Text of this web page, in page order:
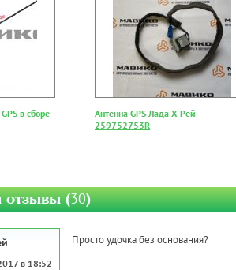
в сборе
Антенна GPS Лада Х Рей
259752753R
отзывы (30)
в 18:52
Просто удочка без основания?